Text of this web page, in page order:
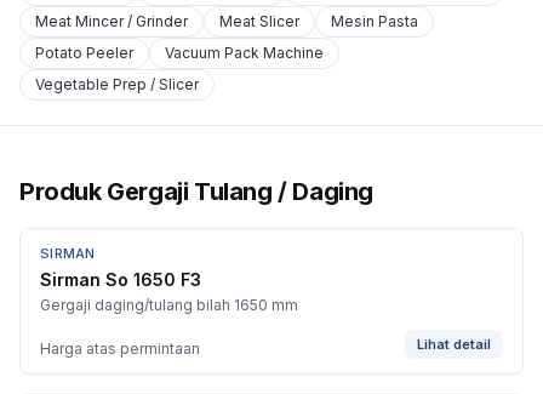
Meat Mincer / Grinder
Meat Slicer
Mesin Pasta
Potato Peeler
Vacuum Pack Machine
Vegetable Prep / Slicer
Produk Gergaji Tulang / Daging
SIRMAN
Sirman So 1650 F3
Gergaji daging/tulang bilah 1650 mm
Harga atas permintaan Lihat detail